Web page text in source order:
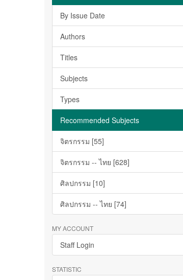
By Issue Date
Authors
Titles
Subjects
Types
Recommended Subjects
จิตรกรรม [55]
จิตรกรรม -- ไทย [628]
ศิลปกรรม [10]
ศิลปกรรม -- ไทย [74]
MY ACCOUNT
Staff Login
STATISTIC